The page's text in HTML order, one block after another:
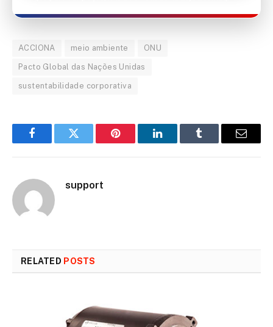
ACCIONA meio ambiente ONU
Pacto Global das Nações Unidas
sustentabilidade corporativa
FacebookTwitter Pinterest LinkedInTumblr Email
support
RELATED POSTS